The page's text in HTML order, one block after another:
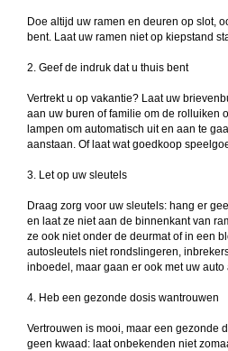
Doe altijd uw ramen en deuren op slot,
bent. Laat uw ramen niet op kiepstand
2. Geef de indruk dat u thuis bent
Vertrekt u op vakantie? Laat uw
aan uw buren of familie om de rolluiken
lampen om automatisch uit en aan te
aanstaan. Of laat wat goedkoop
3. Let op uw sleutels
Draag zorg voor uw sleutels: hang er
en laat ze niet aan de binnenkant van
ze ook niet onder de deurmat of in een
autosleutels niet rondslingeren,
inboedel, maar gaan er ook met uw auto
4. Heb een gezonde dosis wantrouwen
Vertrouwen is mooi, maar een gezonde
geen kwaad: laat onbekenden niet